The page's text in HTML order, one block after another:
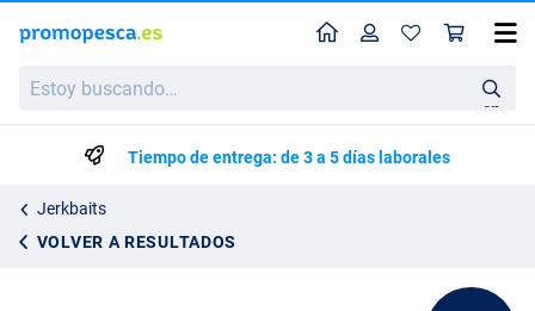
buscando…
en
Perfil
Tiempo de entrega: de 3 a 5 días laborales
Jerkbaits
VOLVER A RESULTADOS
Gamakatsu Luxxe Laughin’ 170 Jerkbait 17cm (46g)
24.95